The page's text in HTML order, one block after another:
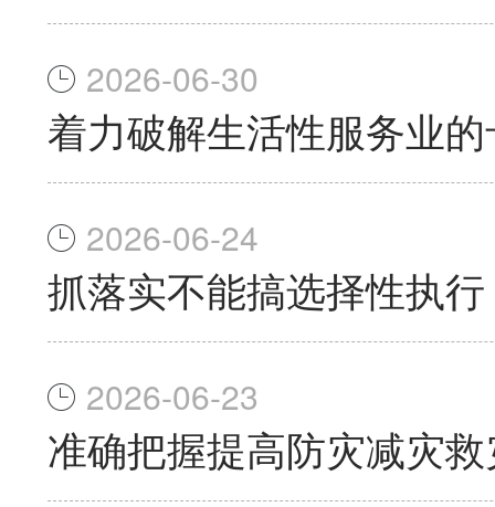
2026-06-30
着力破解生活性服务业
2026-06-24
抓落实不能搞选择性执行
2026-06-23
准确把握提高防灾减灾